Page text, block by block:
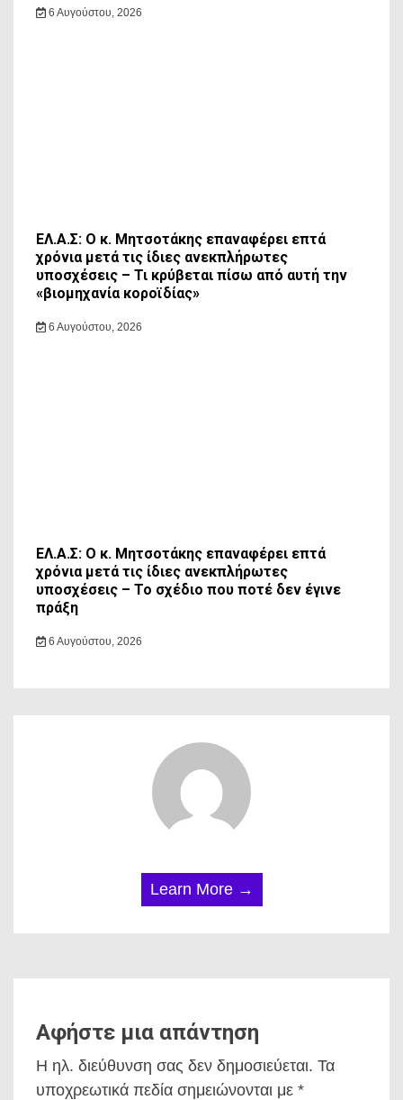
6 Αυγούστου, 2026
ΕΛ.Α.Σ: Ο κ. Μητσοτάκης επαναφέρει επτά
χρόνια μετά τις ίδιες ανεκπλήρωτες
υποσχέσεις – Τι κρύβεται πίσω από αυτή την
«βιομηχανία κοροϊδίας»
6 Αυγούστου, 2026
ΕΛ.Α.Σ: Ο κ. Μητσοτάκης επαναφέρει επτά
χρόνια μετά τις ίδιες ανεκπλήρωτες
υποσχέσεις – Το σχέδιο που ποτέ δεν έγινε
πράξη
6 Αυγούστου, 2026
Learn More →
Αφήστε μια απάντηση
Η ηλ. διεύθυνση σας δεν δημοσιεύεται. Τα
υποχρεωτικά πεδία σημειώνονται με *